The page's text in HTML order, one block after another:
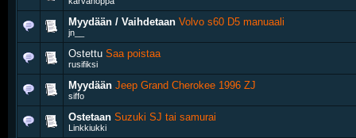
Myydään / Vaihdetaan Volvo s60 D5 manuaali
jn__
Ostettu Saa poistaa
rusifiksi
Myydään Jeep Grand Cherokee 1996 ZJ
siffo
Ostetaan Suzuki SJ tai samurai
Linkkiukki